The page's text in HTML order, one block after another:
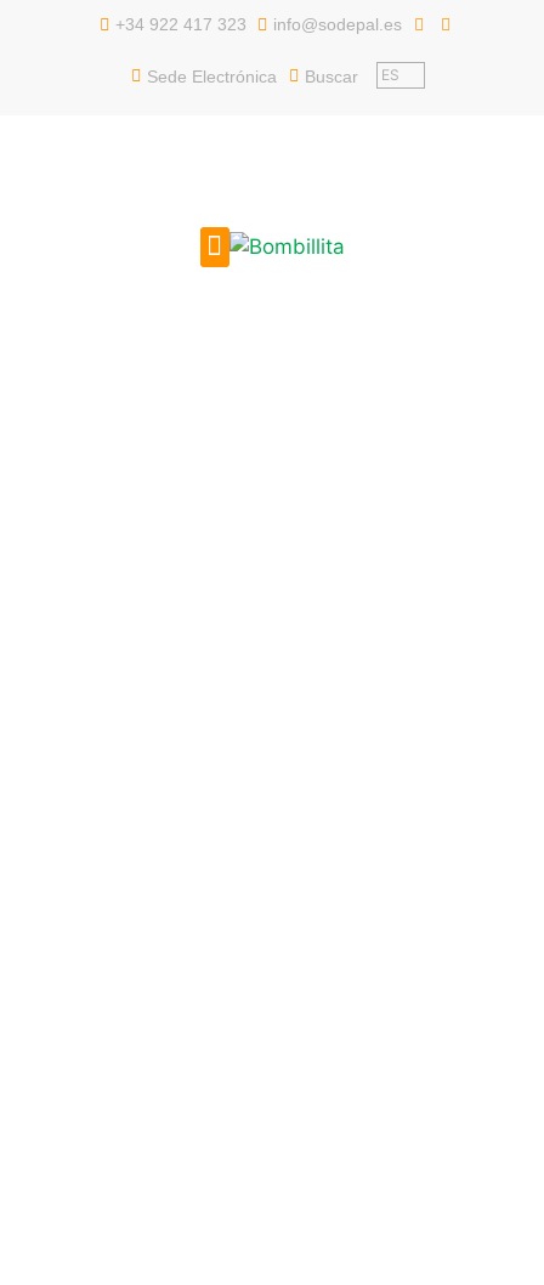
+34 922 417 323 info@sodepal.es
Sede Electrónica Buscar ES